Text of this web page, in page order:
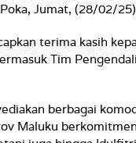
Jumat, (28/02/
terima kasih
Tim
berbagai
Maluku